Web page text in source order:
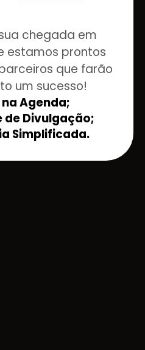
chegada em
estamos prontos
que farão
um sucesso!
Agenda;
de Divulgação;
Simplificada.